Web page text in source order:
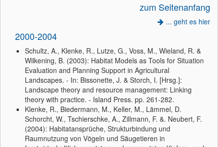
zum Seitenanfang
... geht es hier
2000-2004
Schultz, A., Klenke, R., Lutze, G., Voss, M., Wieland, R. &
Wilkening, B. (2003): Habitat Models as Tools for Situation
Evaluation and Planning Support in Agricultural
Landscapes. - In: Bissonette, J. & Storch, I. [Hrsg.]:
Landscape theory and resource management: Linking
theory with practice. - Island Press. pp. 261-282.
Klenke, R., Biedermann, M., Keller, M., Lämmel, D.
Schorcht, W., Tschierschke, A., Zillmann, F. &. Neubert, F.
(2004): Habitatansprüche, Strukturbindung und
Raumnutzung von Vögeln und Säugetieren in